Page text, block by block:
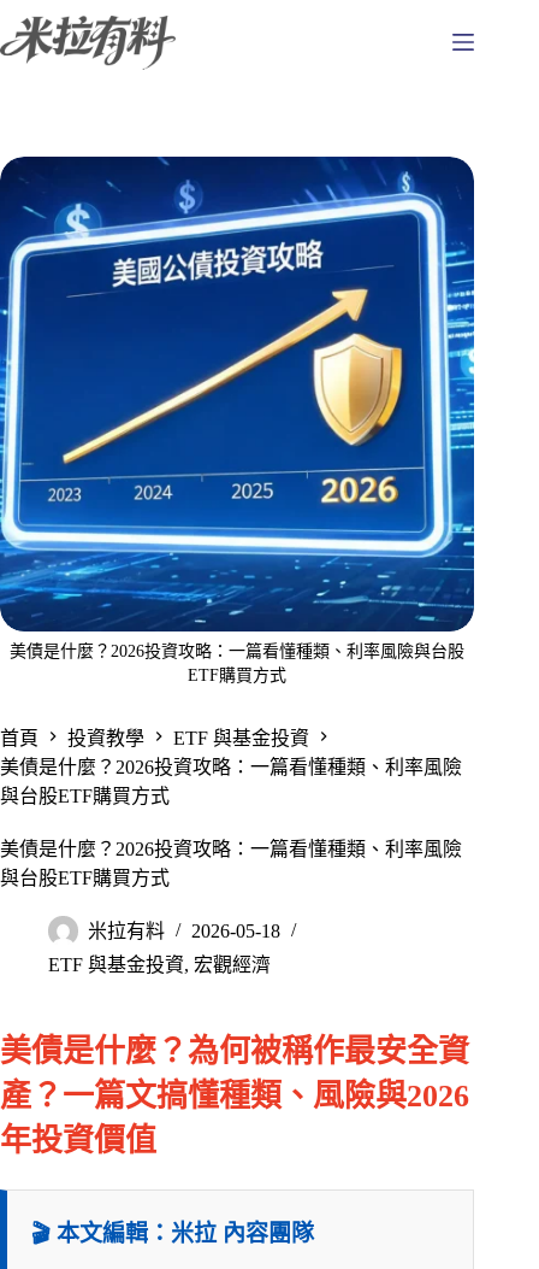
至
容
美債是什麼？2026投資攻略：一篇看懂種類、利率風險與台股
ETF購買方式
首頁 投資教學
ETF 與基金投資
美債是什麼？2026投資攻略：一篇看懂種類、利率風險
與台股ETF購買方式
美債是什麼？2026投資攻略：一篇看懂種類、利率風險
與台股ETF購買方式
米拉有料
2026-05-18
ETF 與基金投資, 宏觀經濟
美債是什麼？為何被稱作最安全資
產？一篇文搞懂種類、風險與2026
年投資價值
🎬 本文編輯：米拉 內容團隊